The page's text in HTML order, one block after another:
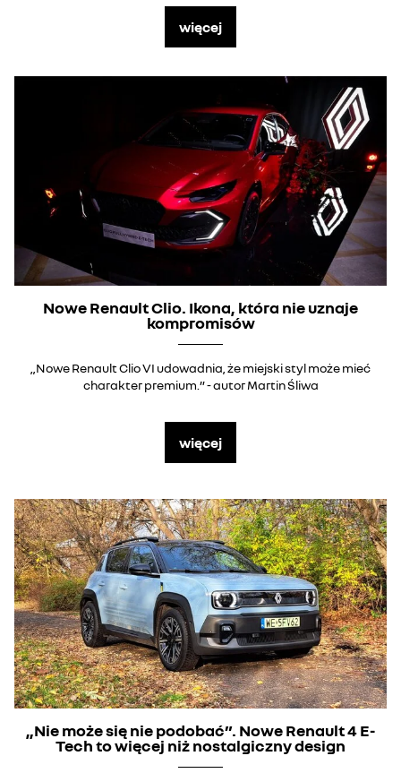
więcej
Nowe Renault Clio. Ikona, która nie uznaje
kompromisów
„Nowe Renault Clio VI udowadnia, że miejski styl może mieć
charakter premium.” - autor Martin Śliwa
więcej
„Nie może się nie podobać”. Nowe Renault 4 E-
Tech to więcej niż nostalgiczny design